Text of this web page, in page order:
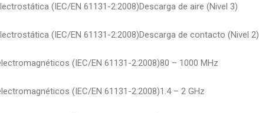
(IEC/EN 61131-2:2008)Descarga de aire (Nivel 3)
(IEC/EN 61131-2:2008)Descarga de contacto (Nivel 2)
(IEC/EN 61131-2:2008)80 – 1000 MHz
(IEC/EN 61131-2:2008)1.4 – 2 GHz